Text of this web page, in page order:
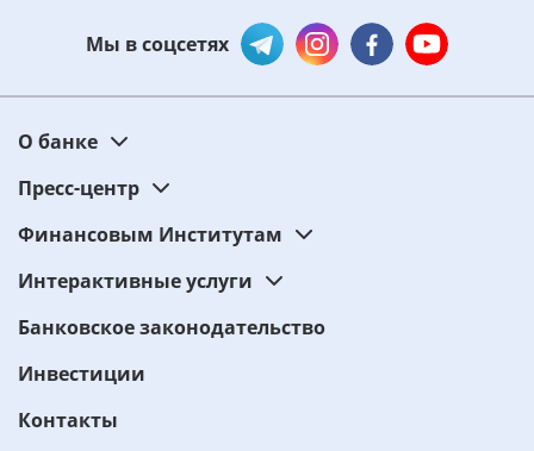
Мы в соцсетях
О банке
Пресс-центр
Финансовым Институтам
Интерактивные услуги
Банковское законодательство
Инвестиции
Контакты